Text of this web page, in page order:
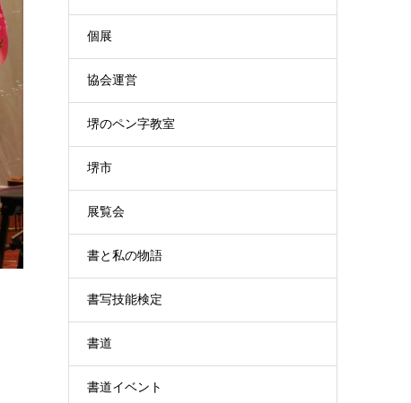
個展
協会運営
堺のペン字教室
堺市
展覧会
書と私の物語
書写技能検定
書道
書道イベント